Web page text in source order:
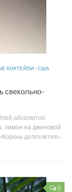
КОКТЕЙЛИ/США
свекольно-
абсолютно
лимон на джиновой
долголетия»
0